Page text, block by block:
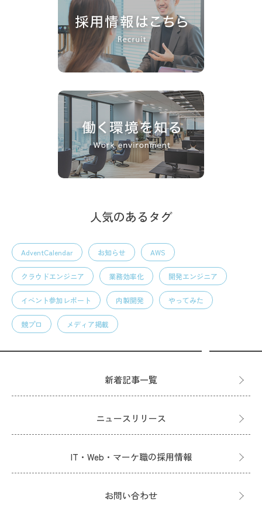
人気のあるタグ
AdventCalendar お知らせ AWS
クラウドエンジニア 業務効率化 開発エンジニア
イベント参加レポート 内製開発 やってみた
競プロ メディア掲載
新着記事一覧
ニュースリリース
IT・Web・マーケ職の採用情報
お問い合わせ